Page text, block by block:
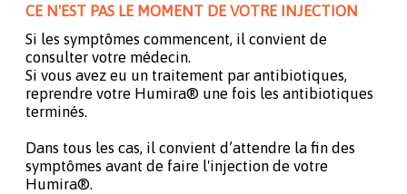
CE N'EST PAS LE MOMENT DE VOTRE INJECTION
Si les symptômes commencent, il convient de
consulter votre médecin.
Si vous avez eu un traitement par antibiotiques,
reprendre votre Humira® une fois les antibiotiques
terminés.
Dans tous les cas, il convient d’attendre la fin des
symptômes avant de faire l'injection de votre
Humira®.